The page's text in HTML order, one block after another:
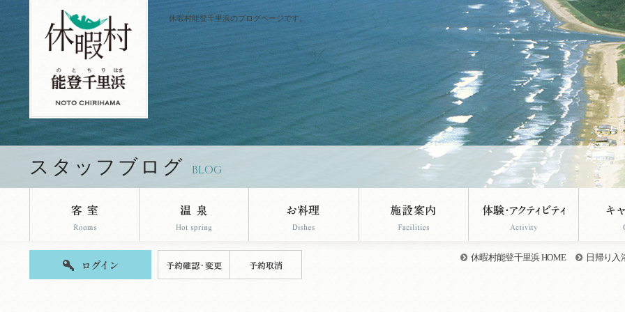
休暇村能登千里浜のブログページです。
スタッフブログ BLOG
休暇村能登千里浜 HOME 日帰り入